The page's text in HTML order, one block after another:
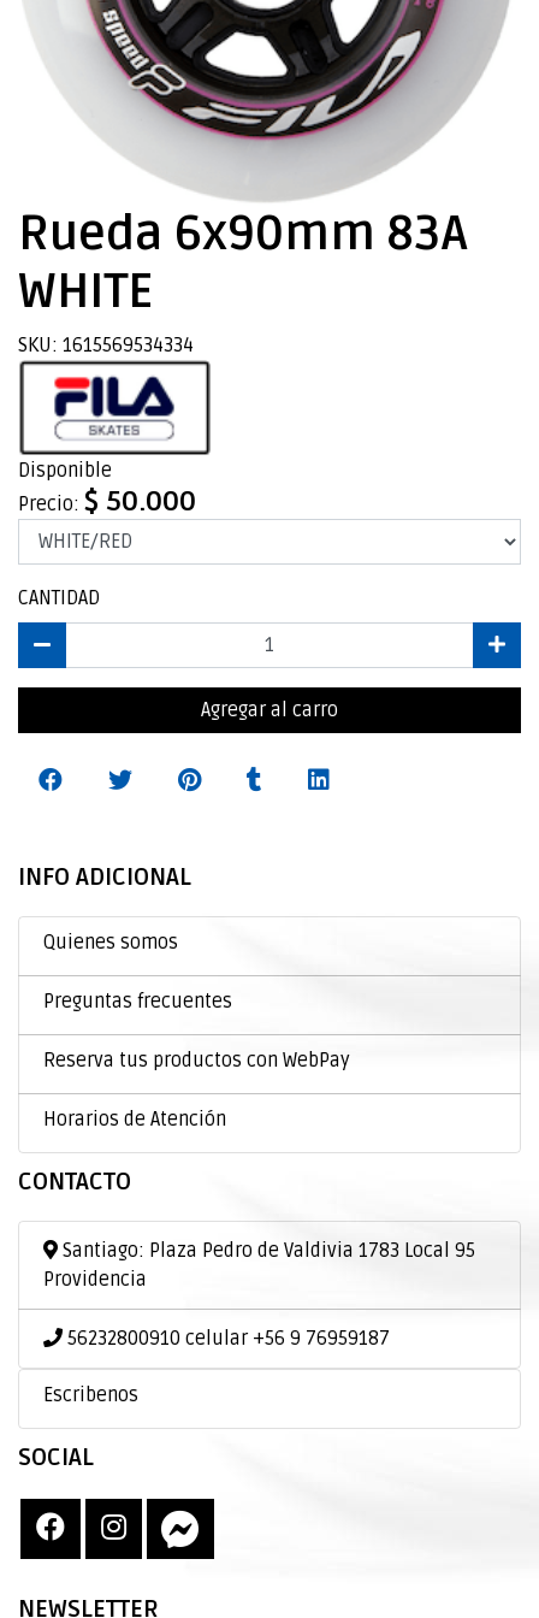
Rueda 6x90mm 83A
WHITE
SKU: 1615569534334
Disponible
Precio: $ 50.000
CANTIDAD
Agregar al carro
INFO ADICIONAL
Quienes somos
Preguntas frecuentes
Reserva tus productos con WebPay
Horarios de Atención
CONTACTO
Santiago: Plaza Pedro de Valdivia 1783 Local 95
Providencia
56232800910 celular +56 9 76959187
Escribenos
SOCIAL
NEWSLETTER